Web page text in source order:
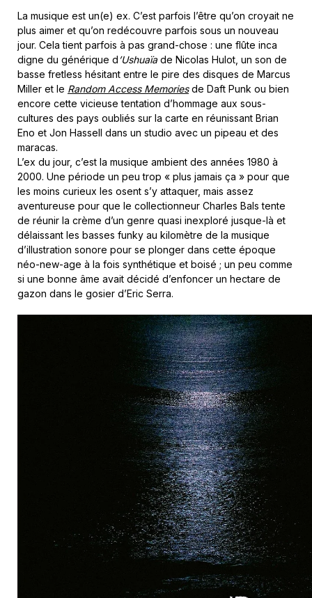
La musique est un(e) ex. C’est parfois l’être qu’on croyait ne
plus aimer et qu’on redécouvre parfois sous un nouveau
jour. Cela tient parfois à pas grand-chose : une flûte inca
digne du générique d’Ushuaïade Nicolas Hulot, un son de
basse fretless hésitant entre le pire des disques de Marcus
Miller et le Random Access Memoriesde Daft Punk ou bien
encore cette vicieuse tentation d’hommage aux sous-
cultures des pays oubliés sur la carte en réunissant Brian
Eno et Jon Hassell dans un studio avec un pipeau et des
maracas.
L’ex du jour, c’est la musique ambient des années 1980 à
2000. Une période un peu trop « plus jamais ça » pour que
les moins curieux les osent s’y attaquer, mais assez
aventureuse pour que le collectionneur Charles Bals tente
de réunir la crème d’un genre quasi inexploré jusque-là et
délaissant les basses funky au kilomètre de la musique
d’illustration sonore pour se plonger dans cette époque
néo-new-age à la fois synthétique et boisé ; un peu comme
si une bonne âme avait décidé d’enfoncer un hectare de
gazon dans le gosier d’Eric Serra.